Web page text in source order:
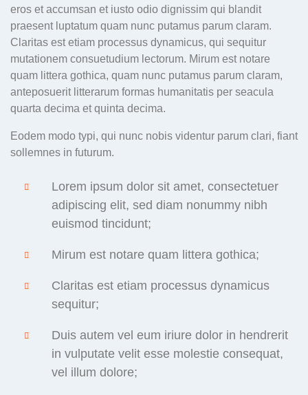
eros et accumsan et iusto odio dignissim qui blandit
praesent luptatum quam nunc putamus parum claram.
Claritas est etiam processus dynamicus, qui sequitur
mutationem consuetudium lectorum. Mirum est notare
quam littera gothica, quam nunc putamus parum claram,
anteposuerit litterarum formas humanitatis per seacula
quarta decima et quinta decima.
Eodem modo typi, qui nunc nobis videntur parum clari, fiant
sollemnes in futurum.
Lorem ipsum dolor sit amet, consectetuer
adipiscing elit, sed diam nonummy nibh
euismod tincidunt;
Mirum est notare quam littera gothica;
Claritas est etiam processus dynamicus
sequitur;
Duis autem vel eum iriure dolor in hendrerit
in vulputate velit esse molestie consequat,
vel illum dolore;